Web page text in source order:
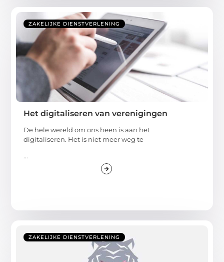
ZAKELIJKE DIENSTVERLENING
Het digitaliseren van verenigingen
De hele wereld om ons heen is aan het
digitaliseren. Het is niet meer weg te
...
ZAKELIJKE DIENSTVERLENING